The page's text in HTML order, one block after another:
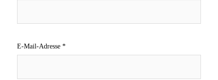
E-Mail-Adresse *